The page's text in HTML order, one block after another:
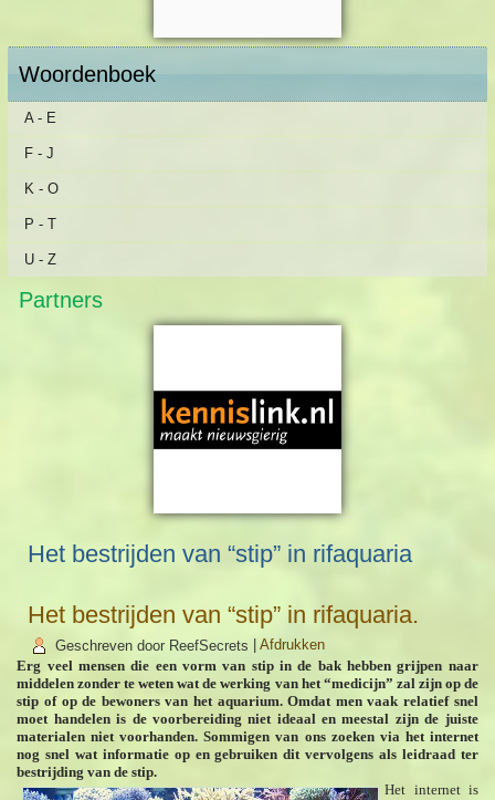
Woordenboek
A - E
F - J
K - O
P - T
U - Z
Partners
Het bestrijden van “stip” in rifaquaria
Het bestrijden van “stip” in rifaquaria.
Geschreven door ReefSecrets |Afdrukken
Erg veel mensen die een vorm van stip in de bak hebben grijpen naar
middelen zonder te weten wat de werking van het “medicijn” zal zijn op de
stip of op de bewoners van het aquarium. Omdat men vaak relatief snel
moet handelen is de voorbereiding niet ideaal en meestal zijn de juiste
materialen niet voorhanden. Sommigen van ons zoeken via het internet
nog snel wat informatie op en gebruiken dit vervolgens als leidraad ter
bestrijding van de stip.
Het internet is